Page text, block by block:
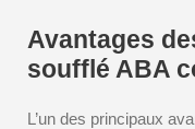
Avantages
soufflé ABA
L’un des principaux